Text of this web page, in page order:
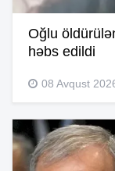
Oğlu
həbs edildi
08 Avqust